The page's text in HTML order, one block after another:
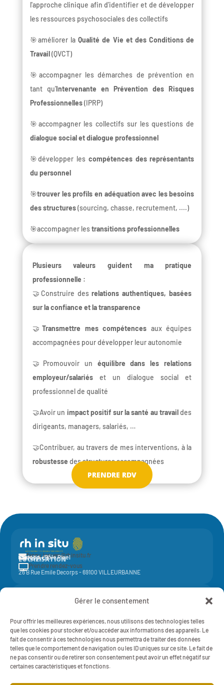
Gérer le consentement
Pour offrir les meilleures expériences, nous utilisons des technologies telles
que les cookies pour stocker et/ou accéder aux informations des appareils. Le
fait de consentir à ces technologies nous permettra de traiter des données
telles que le comportement de navigation ou les ID uniques sur ce site. Le fait de
ne pas consentir ou de retirer son consentement peut avoir un effet négatif sur
certaines caractéristiques et fonctions.
l'approche clinique afin d'identifier et de développer
les ressources psychosociales des collectifs
🎯améliorer laQualité de Vie et des Conditions de
Travail(QVCT)
🎯accompagner les démarches de prévention en
tant qu'Intervenante en Prévention des Risques
Professionnelles(IPRP)
🎯accompagner les collectifs sur les questions de
dialogue social et dialogue professionnel
🎯développer les compétences des représentants
du personnel
🎯trouver les profils en adéquation avec les besoins
des structures(sourcing, chasse, recrutement, ....)
🎯accompagner lestransitions professionnelles
Plusieurs valeurs guident ma pratique
professionnelle :
🤝Construire desrelations authentiques, basées
sur la confiance et la transparence
🤝Transmettre mes compétences aux équipes
accompagnées pour développer leur autonomie
🤝Promouvoir un équilibre dans les relations
employeur/salariéset un dialogue social et
professionnel de qualité
🤝Avoir un impact positif sur la santé au travaildes
dirigeants, managers, salariés, …
🤝Contribuer, au travers de mes interventions, à la
robustesse des structures accompagnées
PRENDRE RDV
CONTACT
fanny.leguen@rhinsitu.fr
 Prendre rendez-vous
LOCALISATION
Elycoop - Pôle Pixel
26 B Rue Emile Decorps - 69100 VILLEURBANNE
SIREN 429 851 637 - NAF 7022Z - 429 851 637 RCS Lyon
Politique de Confidentialité
RH IN SITU - 2025 - TOUT DROITS RÉSERVÉS